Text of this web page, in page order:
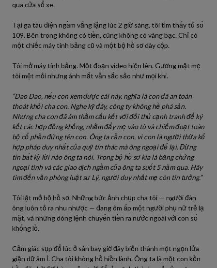
qua cửa sổ xe.
Tại ga tàu điện ngầm vắng lặng lúc 2 giờ sáng, tôi tìm thấy tủ số
109. Bên trong không có tiền, cũng không có vàng bạc. Chỉ có
một chiếc máy tính bảng cũ và một bộ hồ sơ dày cộp.
Tôi mở máy tính bảng. Một đoạn video hiện lên. Gương mặt mẹ
tôi mệt mỏi nhưng ánh mắt vẫn sắc sảo như mọi khi.
“Dao Dao, nếu con xem được cái này, nghĩa là con đã an toàn
thoát khỏi cha con. Nghe kỹ đây, công ty không hề phá sản.
Nhưng cha con đã âm thầm cấu kết với đối thủ cạnh tranh để ký
kết các hợp đồng khống, nhằm đẩy mẹ vào tù và chiếm đoạt toàn
bộ cổ phần đứng tên con. Ông ta cần con, vì con là người thừa kế
hợp pháp duy nhất của quỹ tín thác mà ông ngoại để lại. Đừng
tin bất kỳ lời nào ông ta nói. Trong bộ hồ sơ kia là bằng chứng
ngoại tình và các giao dịch ngầm của ông ta suốt 5 năm qua. Hãy
tìm đến văn phòng luật sư Lý, người duy nhất mẹ còn tin tưởng.”
Tôi lật mở bộ hồ sơ. Những bức ảnh chụp cha tôi — người đàn
ông luôn tỏ ra nhu nhược — đang ôm ấp một người phụ nữ trẻ lạ
mặt, và những dòng lệnh chuyển tiền ra nước ngoài với con số
khổng lồ.
Cảm giác sụp đổ lúc ở sân bay giờ đây biến thành một ngọn lửa
giận dữ âm ỉ. Cha tôi không hề hiền lành. Ông ta là một con kền